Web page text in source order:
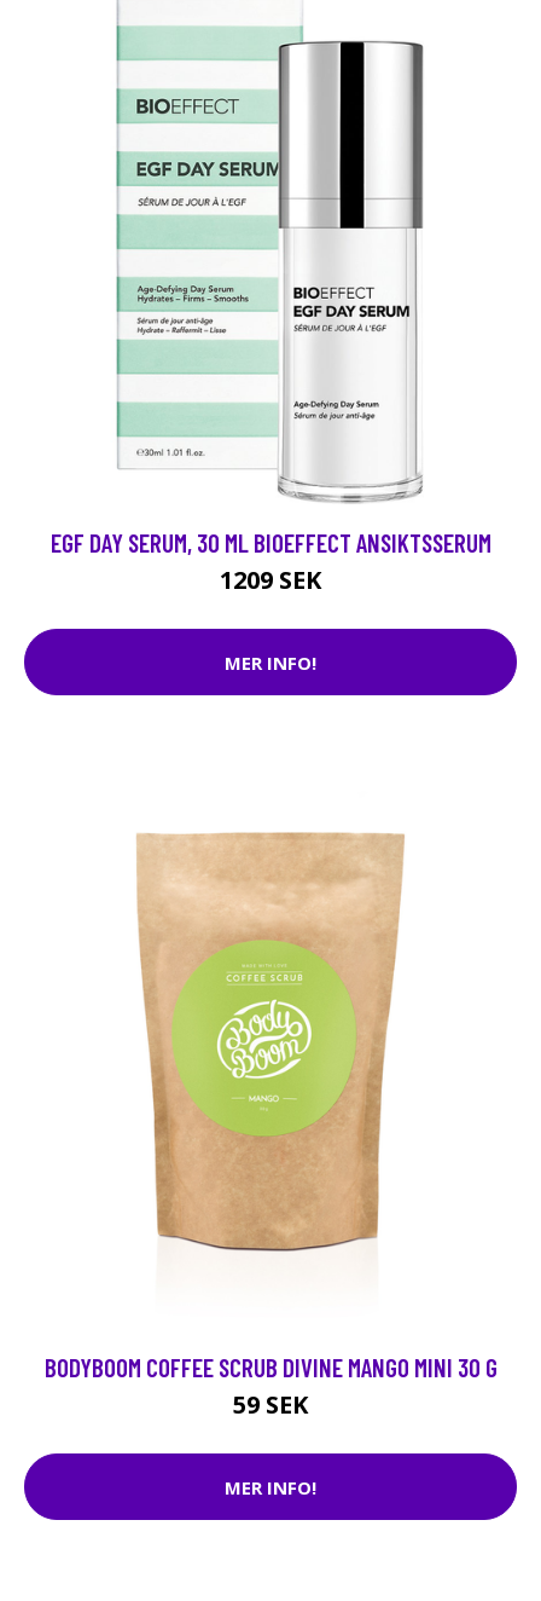
EGF DAY SERUM, 30 ML BIOEFFECT ANSIKTSSERUM
1209 SEK
MER INFO!
BODYBOOM COFFEE SCRUB DIVINE MANGO MINI 30 G
59 SEK
MER INFO!